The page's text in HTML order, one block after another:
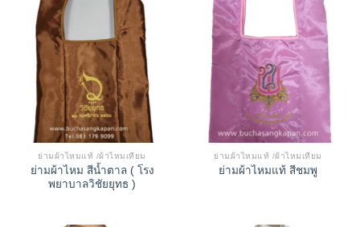
ย่ามผ้าไหมแท้ /ผ้าไหมเทียม
ย่ามผ้าไหม สีน้ำตาล ( โรง
พยาบาลวิชัยยุทธ )
ย่ามผ้าไหมแท้ /ผ้าไหมเทียม
ย่ามผ้าไหมแท้ สีชมพู